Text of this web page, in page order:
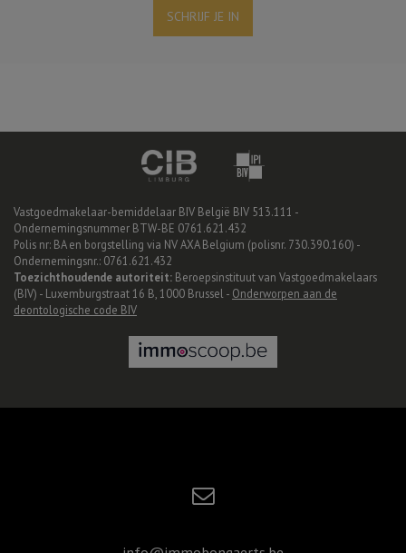
SCHRIJF JE IN
Vastgoedmakelaar-bemiddelaar BIV België BIV 513.111 -
Ondernemingsnummer BTW-BE 0761.621.432
Polis nr: BA en borgstelling via NV AXA Belgium (polisnr. 730.390.160) -
Ondernemingsnr.: 0761.621.432
Toezichthoudende autoriteit: Beroepsinstituut van Vastgoedmakelaars
(BIV) - Luxemburgstraat 16 B, 1000 Brussel - Onderworpen aan de
deontologische code BIV